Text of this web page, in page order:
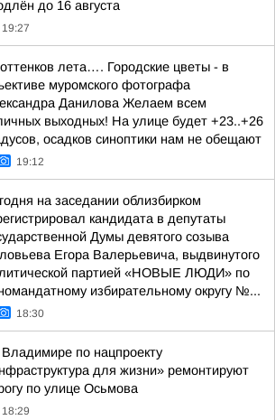
до 16 августа
19:27
лета…. Городские цветы - в
муромского фотографа
Данилова Желаем всем
выходных! На улице будет +23..+26
осадков синоптики нам не обещают
19:12
на заседании облизбирком
кандидата в депутаты
Думы девятого созыва
Егора Валерьевича, выдвинутого
партией «НОВЫЕ ЛЮДИ» по
избирательному округу №...
18:30
по нацпроекту
для жизни» ремонтируют
по улице Осьмова
18:29